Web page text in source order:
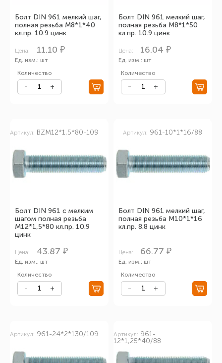
Болт DIN 961 мелкий шаг,
полная резьба М8*1*40
кл.пр. 10.9 цинк
Цена: 11.10 ₽
Ед. изм.: шт
Количество
Болт DIN 961 мелкий шаг,
полная резьба М8*1*50
кл.пр. 10.9 цинк
Цена: 16.04 ₽
Ед. изм.: шт
Количество
Болт DIN 961 с мелким
шагом полная резьба
М12*1,5*80 кл.пр. 10.9
цинк
Артикул: BZM12*1,5*80-109
Цена: 43.87 ₽
Ед. изм.: шт
Количество
Болт DIN 961 мелкий шаг,
полная резьба М10*1*16
кл.пр. 8.8 цинк
Артикул: 961-10*1*16/88
Цена: 66.77 ₽
Ед. изм.: шт
Количество
Артикул: 961-24*2*130/109 Артикул: 961-
12*1,25*40/88